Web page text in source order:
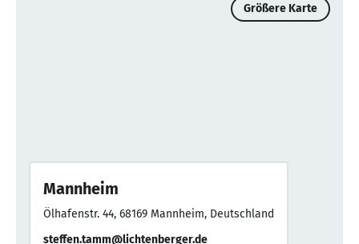
Größere Karte
Mannheim
Ölhafenstr. 44, 68169 Mannheim, Deutschland
steffen.tamm@lichtenberger.de